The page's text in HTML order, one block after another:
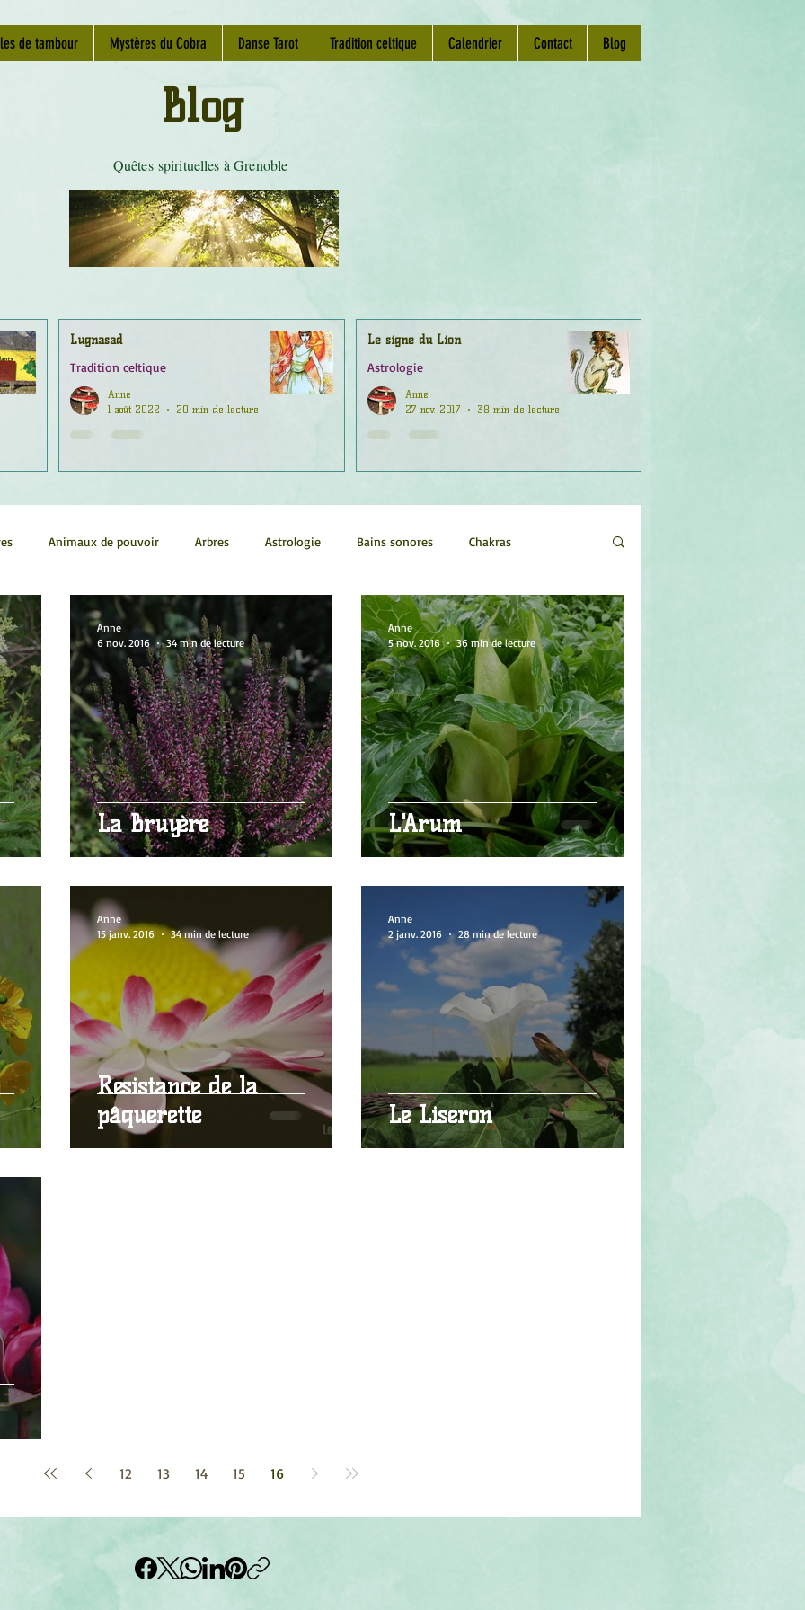
de tambour Mystères du Cobra Danse Tarot Tradition celtique Calendrier Contact Blog
Quêtes spirituelles à Grenoble
Blog
Lugnasad
Tradition celtique
Anne
1 août 2022
20 min de lecture
Le signe du Lion
Astrologie
Anne
27 nov. 2017
38 min de lecture
Animaux de pouvoir Arbres Astrologie Bains sonores Chakras
Conscience Continuum Corps humain Couleurs Etoiles Evénements
sacrée Guides Littérature Minéraux Numérologie Objets de pouvoir
Pleines Lunes Santé Stages Tarot
La Bruyère
Anne
6 nov. 2016
34 min de lecture
L'Arum
Anne
5 nov. 2016
36 min de lecture
Résistance de la
pâquerette
Anne
15 janv. 2016
34 min de lecture
Le Liseron
Anne
2 janv. 2016
28 min de lecture
12 13 14 15 16